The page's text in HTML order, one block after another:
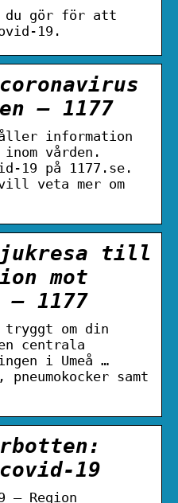
du gör för att
19.
– 1177
information
vården.
19 på 1177.se.
veta mer om
till
mot
1177
tryggt om din
centrala
i Umeå …
samt
19
– Region